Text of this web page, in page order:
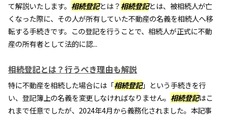
て解説いたします。 相続登記とは？相続登記とは、被相続人が亡
くなった際に、その人が所有していた不動産の名義を相続人へ移
転する手続きです。この登記を行うことで、相続人が正式に不動
産の所有者として法的に認...
相続登記とは？行うべき理由も解説
特に不動産を相続した場合には「相続登記」という手続きを行
い、登記簿上の名義を変更しなければなりません。 相続登記はこ
れまで任意でしたが、2024年4月から義務化されました。本記事